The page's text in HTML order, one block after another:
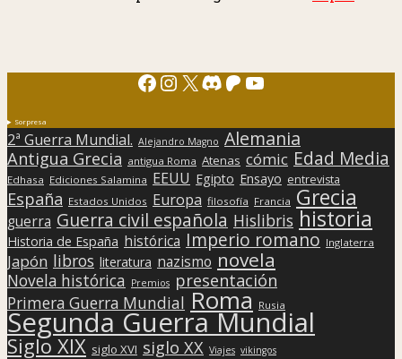
Facebook
Instagram
X Discord
Patreon
YouTube
Sorpresa
2ª Guerra Mundial. Alejandro Magno Alemania
Antigua Grecia antigua Roma Atenas cómic Edad Media
Edhasa Ediciones Salamina EEUU Egipto Ensayo entrevista
España Estados Unidos Europa filosofía Francia Grecia
guerra Guerra civil española Hislibris historia
Historia de España histórica Imperio romano Inglaterra
Japón libros literatura nazismo novela
Novela histórica Premios presentación
Primera Guerra Mundial Roma Rusia
Segunda Guerra Mundial
Siglo XIX siglo XVI siglo XX Viajes vikingos